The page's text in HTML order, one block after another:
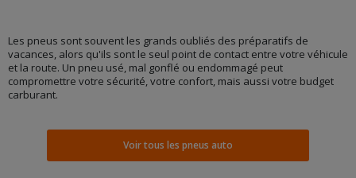
Les pneus sont souvent les grands oubliés des préparatifs de
vacances, alors qu'ils sont le seul point de contact entre votre véhicule
et la route. Un pneu usé, mal gonflé ou endommagé peut
compromettre votre sécurité, votre confort, mais aussi votre budget
carburant.
Voir tous les pneus auto